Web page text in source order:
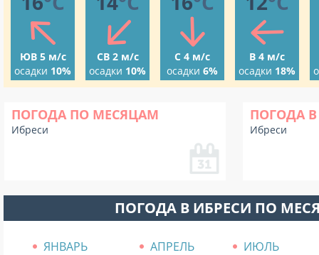
ЮВ 5 м/с
осадки 10%
СВ 2 м/с
осадки 10%
С 4 м/с
осадки 6%
В 4 м/с
осадки 18%
ПОГОДА ПО МЕСЯЦАМ
Ибреси
ПОГОДА В
Ибреси
ПОГОДА В ИБРЕСИ ПО
ЯНВАРЬ АПРЕЛЬ
ИЮЛЬ